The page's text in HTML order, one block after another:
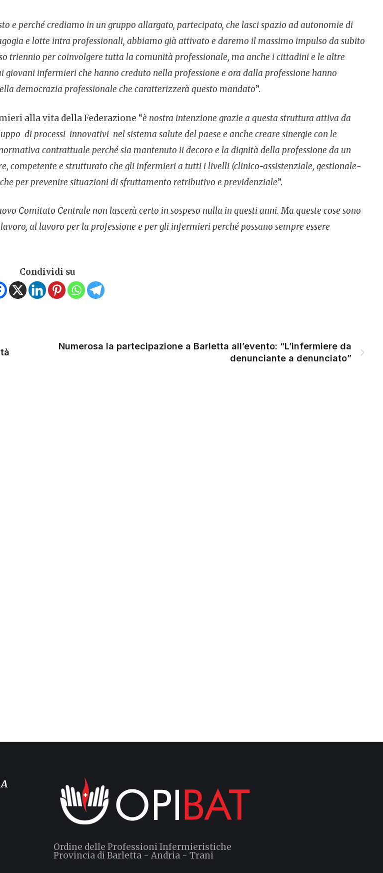
e perché crediamo in un gruppo allargato, partecipato, che lasci spazio ad autonomie di
e lotte intra professionali, abbiamo già attivato e daremo il massimo impulso da subito
triennio per coinvolgere tutta la comunità professionale, ma anche i cittadini e le altre
infermieri che hanno creduto nella professione e ora dalla professione hanno
democrazia professionale che caratterizzerà questo mandato”.
alla vita della Federazione “è nostra intenzione grazie a questa struttura attiva da
di processi innovativi nel sistema salute del paese e anche creare sinergie con le
contrattuale perché sia mantenuto ii decoro e la dignità della professione da un
competente e strutturato che gli infermieri a tutti i livelli (clinico-assistenziale, gestionale­
per prevenire situazioni di sfruttamento retributivo e previdenziale”.
Comitato Centrale non lascerà certo in sospeso nulla in questi anni. Ma queste cose sono
al lavoro per la professione e per gli infermieri perché possano sempre essere
Condividi su
Numerosa la partecipazione a Barletta all’evento: “L’infermiere da
denunciante a denunciato”
Ordine delle Professioni Infermieristiche
Provincia di Barletta - Andria - Trani